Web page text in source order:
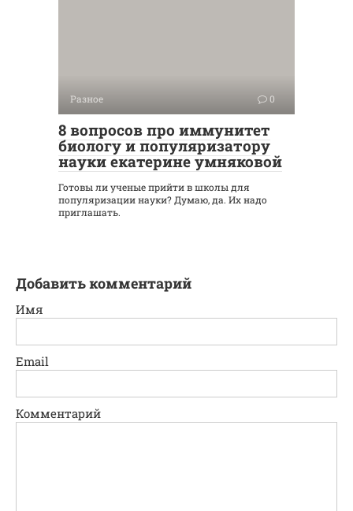
Разное 0
8 вопросов про иммунитет
биологу и популяризатору
науки екатерине умняковой
Готовы ли ученые прийти в школы для
популяризации науки? Думаю, да. Их надо
приглашать.
Добавить комментарий
Имя
Email
Комментарий